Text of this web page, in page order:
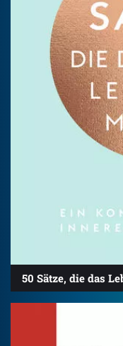
50 Sätze, die das